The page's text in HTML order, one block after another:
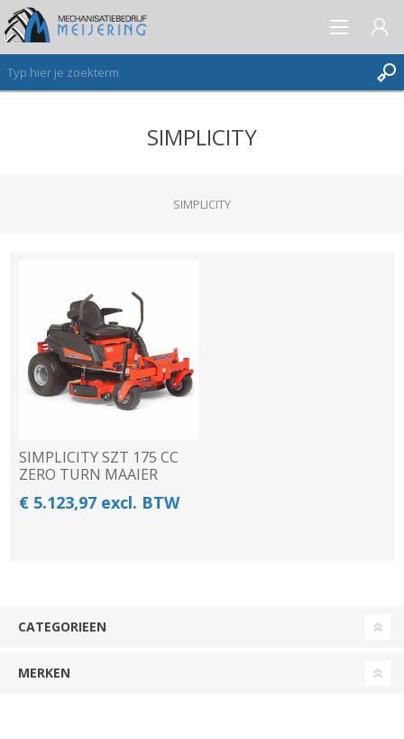
AANMELDEN ALS NIEUWE KLANTSIMPLICITY
SIMPLICITY
SIMPLICITY SZT 175 CC
ZERO TURN MAAIER
€ 5.123,97 excl. BTW
CATEGORIEEN
MERKEN